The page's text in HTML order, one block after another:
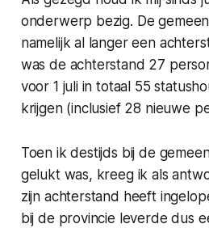
onderwerp bezig. De
namelijk al langer een
was de achterstand 27
voor 1 juli in totaal 55
krijgen (inclusief 28 nieuwe
Toen ik destijds bij de
gelukt was, kreeg ik als
zijn achterstand heeft
bij de provincie leverde dus